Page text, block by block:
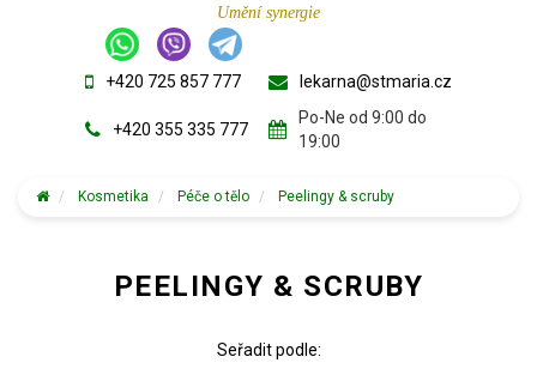
Umění synergie
+420 725 857 777
+420 355 335 777
lekarna@stmaria.cz
Po-Ne od 9:00 do
19:00
Kosmetika Péče o tělo Peelingy & scruby
PEELINGY & SCRUBY
Seřadit podle: